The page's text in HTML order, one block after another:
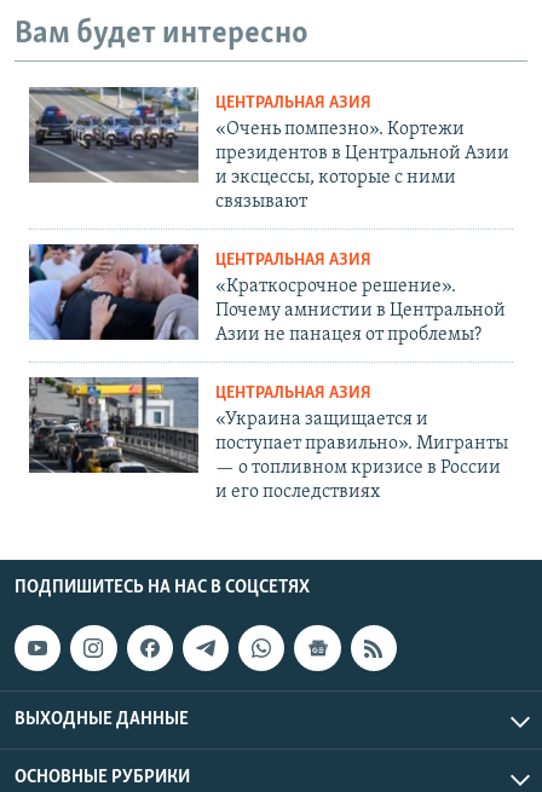
Вам будет интересно
ЦЕНТРАЛЬНАЯ АЗИЯ
«Очень помпезно». Кортежи
президентов в Центральной Азии
и эксцессы, которые с ними
связывают
ЦЕНТРАЛЬНАЯ АЗИЯ
«Краткосрочное решение».
Почему амнистии в Центральной
Азии не панацея от проблемы?
ЦЕНТРАЛЬНАЯ АЗИЯ
«Украина защищается и
поступает правильно». Мигранты
— о топливном кризисе в России
и его последствиях
ПОДПИШИТЕСЬ НА НАС В СОЦСЕТЯХ
ВЫХОДНЫЕ ДАННЫЕ
ОСНОВНЫЕ РУБРИКИ